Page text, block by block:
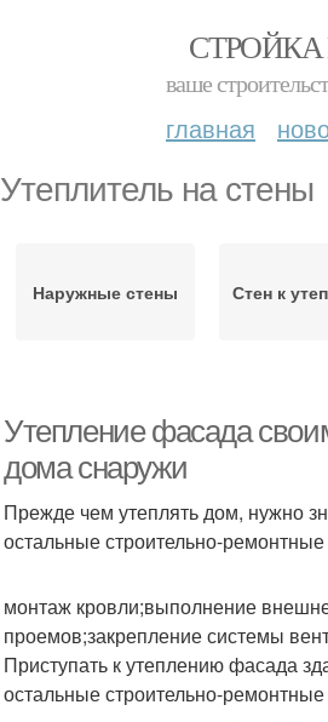
ваше
главная
Утеплитель на стены
Наружные стены Стен к
Утепление фасада
дома снаружи
Прежде чем утеплять дом, нужно
остальные строительно-
монтаж кровли;выполнение
проемов;закрепление системы
Приступать к утеплению фасада
остальные строительно-